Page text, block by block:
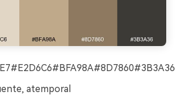
atemporal